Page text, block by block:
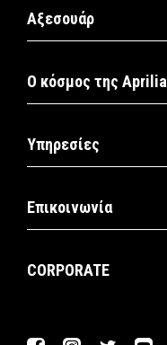
Αξεσουάρ
Ο κόσμος της Aprilia
Υπηρεσίες
Επικοινωνία
CORPORATE